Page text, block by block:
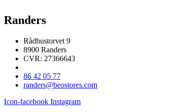
Randers
Rådhustorvet 9
8900 Randers
CVR: 27366643
86 42 05 77
randers@beostores.com
Icon-facebook Instagram